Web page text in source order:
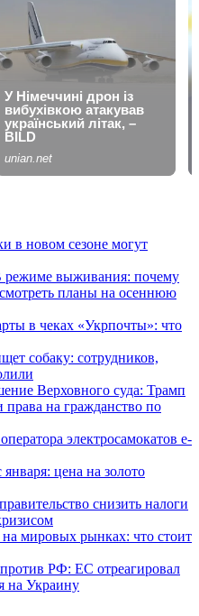
в новом сезоне могут
режиме выживания: почему
планы на осеннюю
в чеках «Укрпочты»: что
собаку: сотрудников,
Верховного суда: Трамп
на гражданство по
электросамокатов e-
цена на золото
снизить налоги
мировых рынках: что стоит
РФ: ЕС отреагировал
на Украину